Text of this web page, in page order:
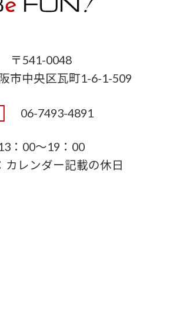
〒541-0048
市中央区瓦町1-6-1-509
06-7493-4891
：00～19：00
カレンダー記載の休日